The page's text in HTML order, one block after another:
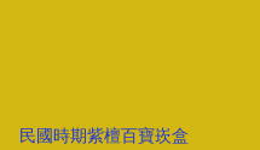
民國時期紫檀百寶崁盒